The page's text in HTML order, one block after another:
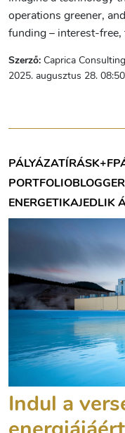
operations greener,
funding – interest-
Szerző: Caprica Consulting
2025. augusztus 28. 08:50
PÁLYÁZATÍRÁSK+F
PORTFOLIOBLOGGER
ENERGETIKAJEDLIK
Indul a